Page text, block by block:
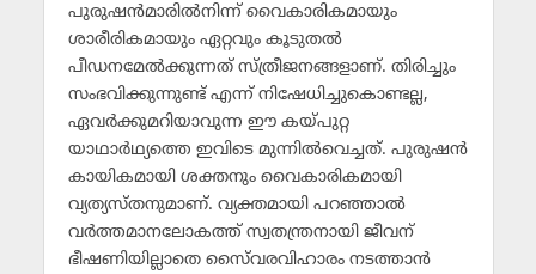
പുരുഷന്‍മാരില്‍നിന്ന് വൈകാരികമായും
ശാരീരികമായും ഏറ്റവും കൂടുതല്‍
പീഡനമേല്‍ക്കുന്നത് സ്ത്രീജനങ്ങളാണ്. തിരിച്ചും
സംഭവിക്കുന്നുണ്ട് എന്ന് നിഷേധിച്ചുകൊണ്ടല്ല,
ഏവര്‍ക്കുമറിയാവുന്ന ഈ കയ്പുറ്റ
യാഥാര്‍ഥ്യത്തെ ഇവിടെ മുന്നില്‍വെച്ചത്. പുരുഷന്‍
കായികമായി ശക്തനും വൈകാരികമായി
വ്യത്യസ്തനുമാണ്. വ്യക്തമായി പറഞ്ഞാല്‍
വര്‍ത്തമാനലോകത്ത് സ്വതന്ത്രനായി ജീവന്
ഭീഷണിയില്ലാതെ സൈ്വരവിഹാരം നടത്താന്‍